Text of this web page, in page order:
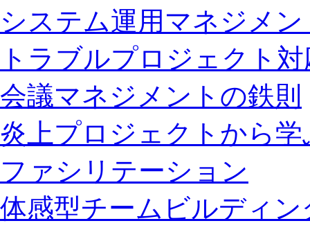
システム運用マネジメ
トラブルプロジェクト
会議マネジメントの鉄則
炎上プロジェクトから学
ファシリテーション
体感型チームビルディン